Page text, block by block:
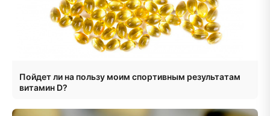
Пойдет ли на пользу моим спортивным результатам
витамин D?